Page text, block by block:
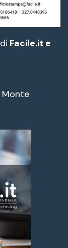
Facile.it e
Monte